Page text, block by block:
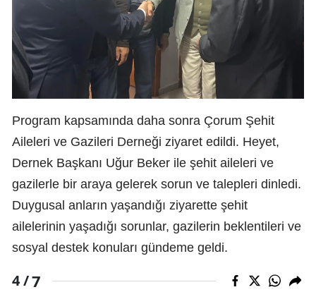
Program kapsamında daha sonra Çorum Şehit
Aileleri ve Gazileri Derneği ziyaret edildi. Heyet,
Dernek Başkanı Uğur Beker ile şehit aileleri ve
gazilerle bir araya gelerek sorun ve talepleri dinledi.
Duygusal anların yaşandığı ziyarette şehit
ailelerinin yaşadığı sorunlar, gazilerin beklentileri ve
sosyal destek konuları gündeme geldi.
4 /7